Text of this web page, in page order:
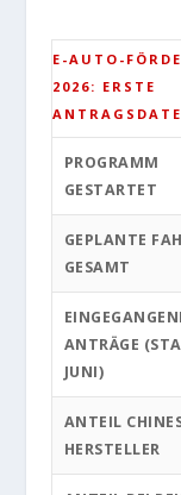
E-AUTO-
2026: ERSTE
PROGRAMM
GESTARTET
GEPLANTE
GESAMT
ANTRÄGE
JUNI)
ANTEIL
HERSTELLER